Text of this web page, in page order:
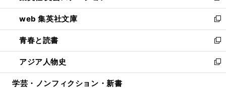
ン
ド
ウ
で
開
く
ウ
ィ
ン
ド
ウ
で
開
し
い
ウ
ィ
ン
ド
ウ
web 集英社文庫
新
し
い
ウ
ィ
ン
青春と読書
新
し
い
ウ
アジア人物史
新
し
学芸・ノンフィクション・新書